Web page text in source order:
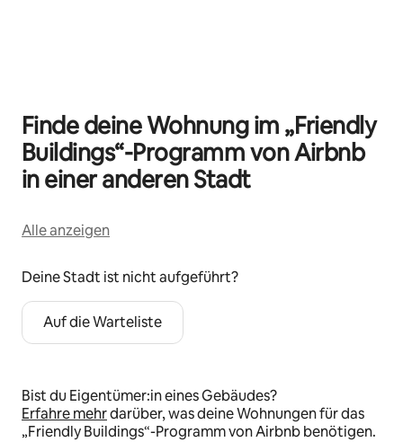
Finde deine Wohnung im „Friendly
Buildings“-Programm von Airbnb
in einer anderen Stadt
Alle anzeigen
Deine Stadt ist nicht aufgeführt?
Auf die Warteliste
Bist du Eigentümer:in eines Gebäudes?
Erfahre mehrdarüber, was deine Wohnungen für das
„Friendly Buildings“-Programm von Airbnb benötigen.